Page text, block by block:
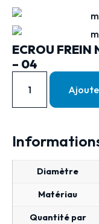
ECROU
– 04
Diamètre
Matériau
Quantité par